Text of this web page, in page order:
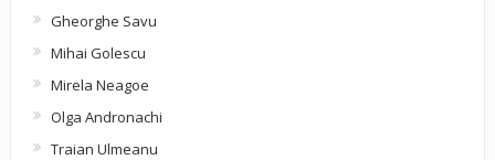
Gheorghe Savu
Mihai Golescu
Mirela Neagoe
Olga Andronachi
Traian Ulmeanu